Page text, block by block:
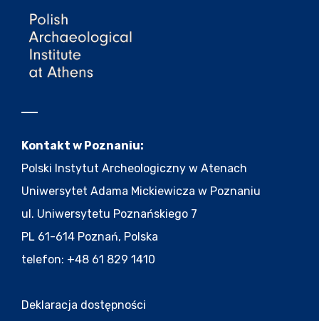
Kontakt w Poznaniu:
Polski Instytut Archeologiczny w Atenach
Uniwersytet Adama Mickiewicza w Poznaniu
ul. Uniwersytetu Poznańskiego 7
PL 61-614 Poznań, Polska
telefon: +48 61 829 1410
Deklaracja dostępności